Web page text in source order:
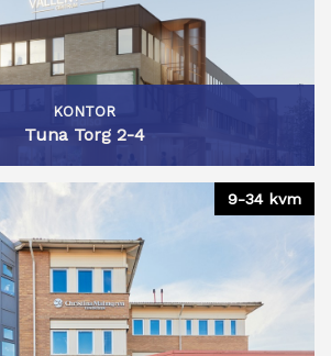
KONTOR
Tuna Torg 2-4
9-34 kvm